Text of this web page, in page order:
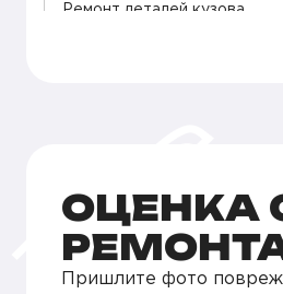
Ремонт деталей кузова
Покраска кузова
ОЦЕНКА
Пришлите фото